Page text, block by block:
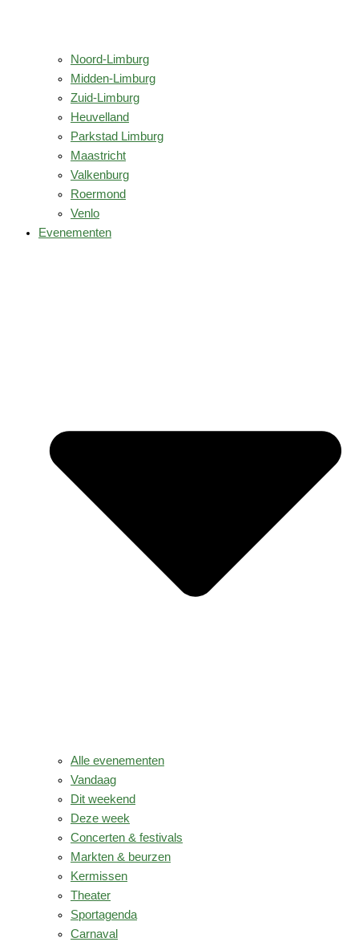
Noord-Limburg
Midden-Limburg
Zuid-Limburg
Heuvelland
Parkstad Limburg
Maastricht
Valkenburg
Roermond
Venlo
Evenementen
Alle evenementen
Vandaag
Dit weekend
Deze week
Concerten & festivals
Markten & beurzen
Kermissen
Theater
Sportagenda
Carnaval